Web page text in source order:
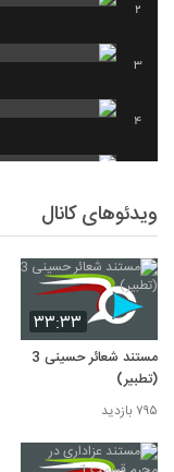
2
3
4
ویدئوهای کانال
۳۳:۳۳
مستند شعائر حسینی 3
(تطبیر)
۷۹۵ بازدید